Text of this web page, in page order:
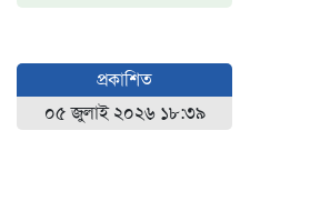
প্রকাশিত
০৫ জুলাই ২০২৬ ১৮:৩৯